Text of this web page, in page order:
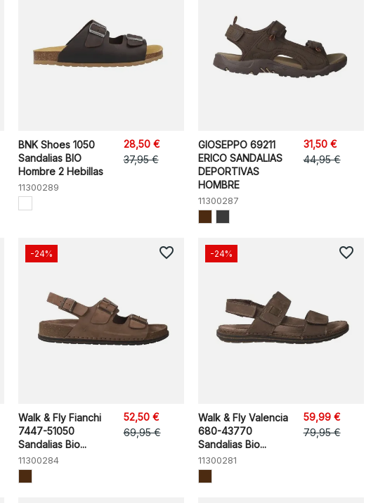
BNK Shoes 1050
Sandalias BIO
Hombre 2 Hebillas
11300289
28,50 €
37,95 €
GIOSEPPO 69211
ERICO SANDALIAS
DEPORTIVAS
HOMBRE
11300287
31,50 €
44,95 €
Walk & Fly Fianchi
7447-51050
Sandalias Bio...
11300284
52,50 €
69,95 €
-24% favorite_border
Walk & Fly Valencia
680-43770
Sandalias Bio...
11300281
59,99 €
79,95 €
-24% favorite_border